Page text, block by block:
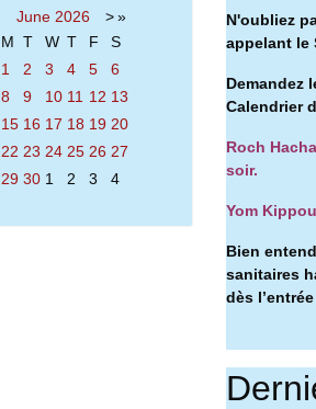
June 2026 > »
M T W T F
S
1 2 3 4 5
6
8 9 10 11 12 13
15 16 17 18 19 20
22 23 24 25 26 27
29 30 1 2 3 4
N'oubliez
appelant le
Demandez
Calendrier
Roch
soir.
Yom
Bien
sanitaires
dès